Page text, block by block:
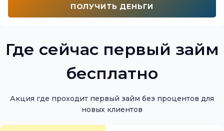
ПОЛУЧИТЬ ДЕНЬГИ
Где сейчас первый займ
бесплатно
Акция где проходит первый займ без процентов для
новых клиентов